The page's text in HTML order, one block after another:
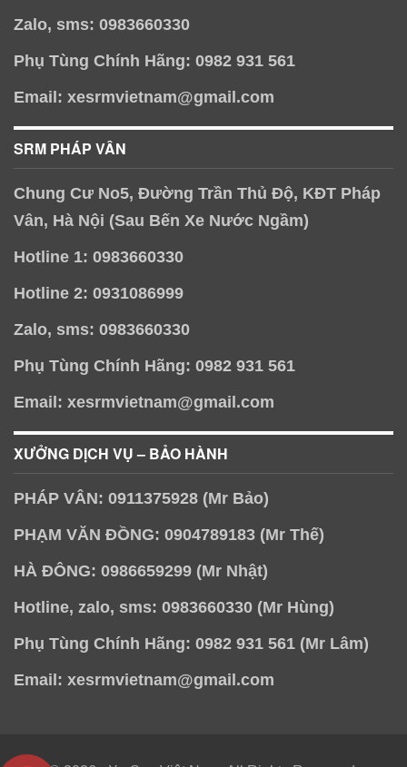
Phụ Tùng Chính Hãng: 0982 931 561
SRM PHÁP VÂN
Chung Cư No5, Đường Trần Thủ Độ, KĐT Pháp
Vân, Hà Nội (Sau Bến Xe Nước Ngầm)
Phụ Tùng Chính Hãng: 0982 931 561
XƯỞNG DỊCH VỤ – BẢO HÀNH
PHÁP VÂN: 0911375928 (Mr Bảo)
PHẠM VĂN ĐỒNG: 0904789183 (Mr Thế)
HÀ ĐÔNG: 0986659299 (Mr Nhật)